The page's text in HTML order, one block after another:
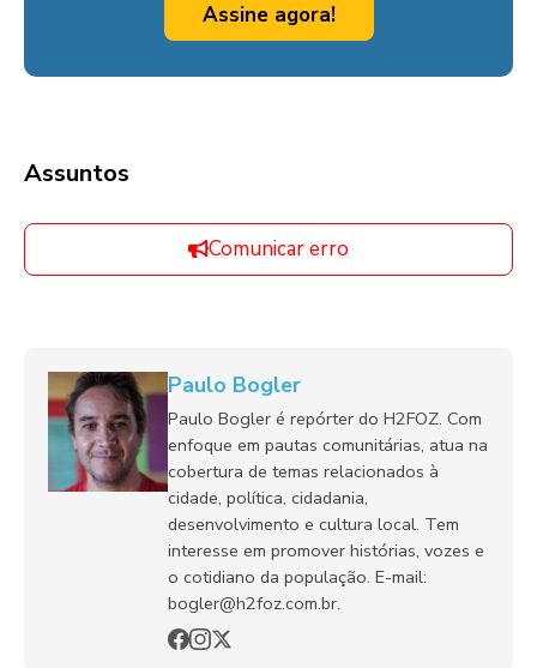
Assine agora!
Assuntos
Comunicar erro
Paulo Bogler
Paulo Bogler é repórter do H2FOZ. Com
enfoque em pautas comunitárias, atua na
cobertura de temas relacionados à
cidade, política, cidadania,
desenvolvimento e cultura local. Tem
interesse em promover histórias, vozes e
o cotidiano da população. E-mail:
bogler@h2foz.com.br.